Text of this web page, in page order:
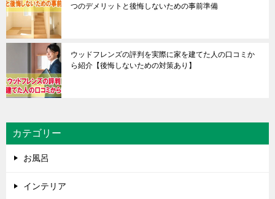
つのデメリットと後悔しないための事前準備
ウッドフレンズの評判を実際に家を建てた人の口コミか
ら紹介【後悔しないための対策あり】
カテゴリー
お風呂
インテリア